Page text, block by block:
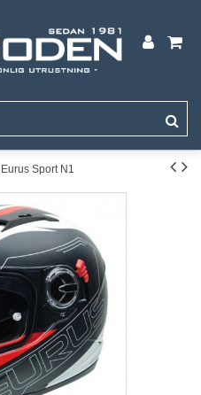
Eurus Sport N1